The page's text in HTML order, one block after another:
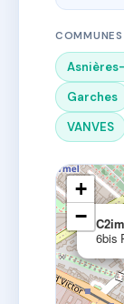
Garches
VANVES
6bis
+
−